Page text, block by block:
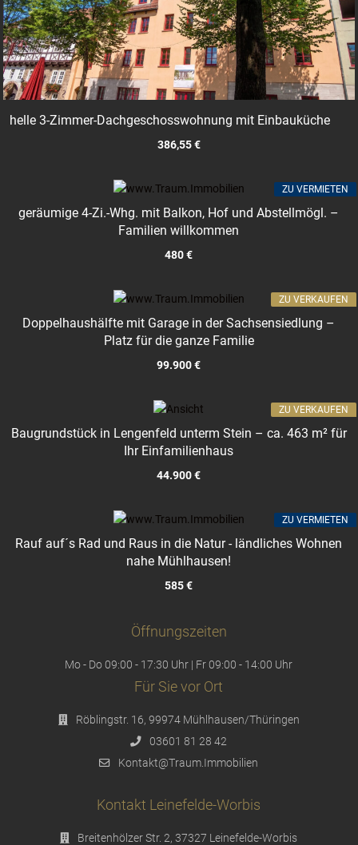
helle 3-Zimmer-Dachgeschosswohnung mit Einbauküche
386,55 €
geräumige 4-Zi.-Whg. mit Balkon, Hof und Abstellmögl. –
Familien willkommen
480 €
ZU VERMIETEN
Doppelhaushälfte mit Garage in der Sachsensiedlung –
Platz für die ganze Familie
99.900 €
ZU VERKAUFEN
Baugrundstück in Lengenfeld unterm Stein – ca. 463 m² für
Ihr Einfamilienhaus
44.900 €
ZU VERKAUFEN
Rauf auf´s Rad und Raus in die Natur - ländliches Wohnen
nahe Mühlhausen!
585 €
ZU VERMIETEN
Öffnungszeiten
Mo - Do 09:00 - 17:30 Uhr | Fr 09:00 - 14:00 Uhr
Für Sie vor Ort
Röblingstr. 16, 99974 Mühlhausen/Thüringen
03601 81 28 42
Kontakt@Traum.Immobilien
Kontakt Leinefelde-Worbis
Breitenhölzer Str. 2, 37327 Leinefelde-Worbis